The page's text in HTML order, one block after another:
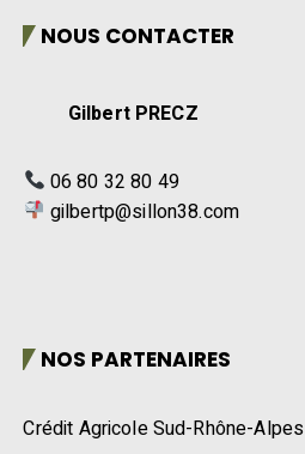
NOUS CONTACTER
Gilbert PRECZ
06 80 32 80 49
gilbertp@sillon38.com
NOS PARTENAIRES
Crédit Agricole Sud-Rhône-Alpes